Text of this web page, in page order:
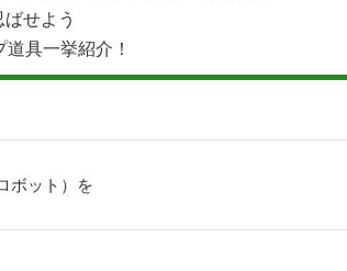
せよう
具一挙紹介！
ボット）を